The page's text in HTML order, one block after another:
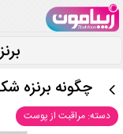
چگونه برنزه
دسته: مراقبت از پوست